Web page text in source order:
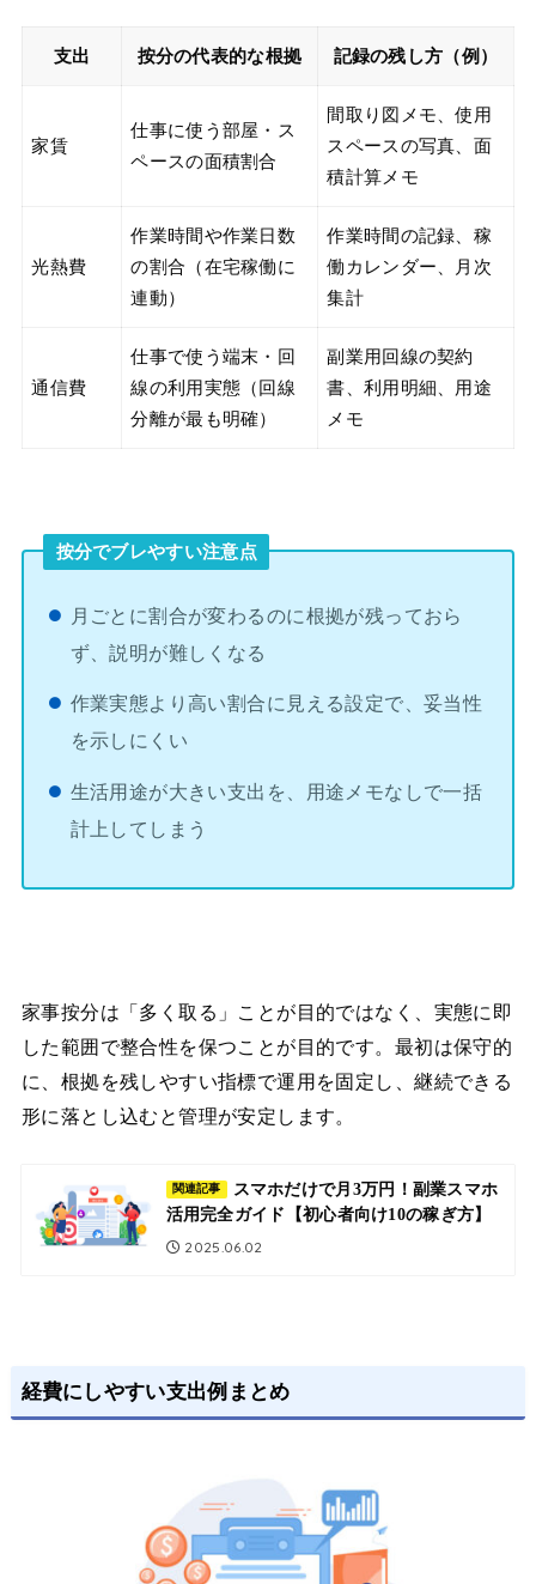
支出 按分の代表的な根拠 記録の残し方（例）
家賃
仕事に使う部屋・ス
ペースの面積割合
間取り図メモ、使用
スペースの写真、面
積計算メモ
光熱費
作業時間や作業日数
の割合（在宅稼働に
連動）
作業時間の記録、稼
働カレンダー、月次
集計
通信費
仕事で使う端末・回
線の利用実態（回線
分離が最も明確）
副業用回線の契約
書、利用明細、用途
メモ
按分でブレやすい注意点
月ごとに割合が変わるのに根拠が残っておら
ず、説明が難しくなる
作業実態より高い割合に見える設定で、妥当性
を示しにくい
生活用途が大きい支出を、用途メモなしで一括
計上してしまう
家事按分は「多く取る」ことが目的ではなく、実態に即
した範囲で整合性を保つことが目的です。最初は保守的
に、根拠を残しやすい指標で運用を固定し、継続できる
形に落とし込むと管理が安定します。
関連記事
スマホだけで月3万円！副業スマホ
活用完全ガイド【初心者向け10の稼ぎ方】
2025.06.02
経費にしやすい支出例まとめ